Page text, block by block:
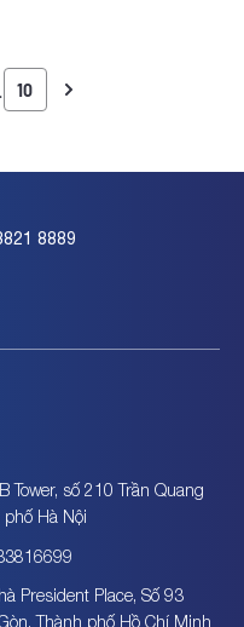
10
8889
Tower, số 210 Trần Quang
Hà Nội
President Place, Số 93
Thành phố Hồ Chí Minh